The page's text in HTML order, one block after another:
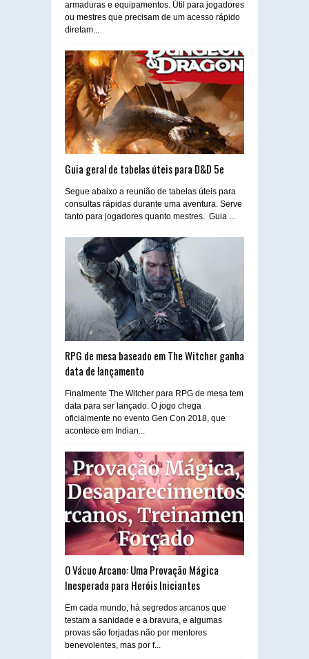
armaduras e equipamentos. Útil para jogadores
ou mestres que precisam de um acesso rápido
diretam...
Guia geral de tabelas úteis para D&D 5e
Segue abaixo a reunião de tabelas úteis para
consultas rápidas durante uma aventura. Serve
tanto para jogadores quanto mestres. Guia ...
RPG de mesa baseado em The Witcher ganha
data de lançamento
Finalmente The Witcher para RPG de mesa tem
data para ser lançado. O jogo chega
oficialmente no evento Gen Con 2018, que
acontece em Indian...
O Vácuo Arcano: Uma Provação Mágica
Inesperada para Heróis Iniciantes
Em cada mundo, há segredos arcanos que
testam a sanidade e a bravura, e algumas
provas são forjadas não por mentores
benevolentes, mas por f...